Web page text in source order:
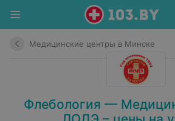
Медицинские центры в Минске
Флебология —